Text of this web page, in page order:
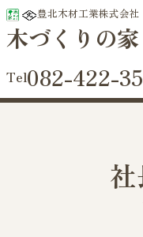
豊北木材工業株式会社
木づくりの家
082-422-